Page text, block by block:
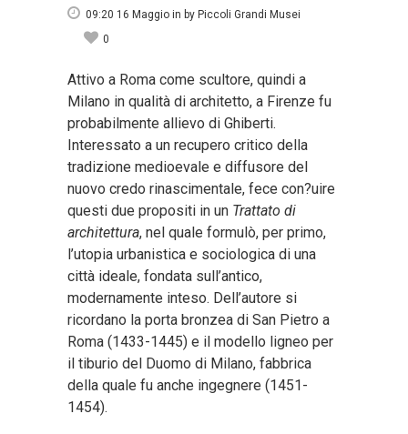
09:20 16 Maggio in by Piccoli Grandi Musei
0
Attivo a Roma come scultore, quindi a
Milano in qualità di architetto, a Firenze fu
probabilmente allievo di Ghiberti.
Interessato a un recupero critico della
tradizione medioevale e diffusore del
nuovo credo rinascimentale, fece con?uire
questi due propositi in un Trattato di
architettura, nel quale formulò, per primo,
l’utopia urbanistica e sociologica di una
città ideale, fondata sull’antico,
modernamente inteso. Dell’autore si
ricordano la porta bronzea di San Pietro a
Roma (1433-1445) e il modello ligneo per
il tiburio del Duomo di Milano, fabbrica
della quale fu anche ingegnere (1451­
1454).